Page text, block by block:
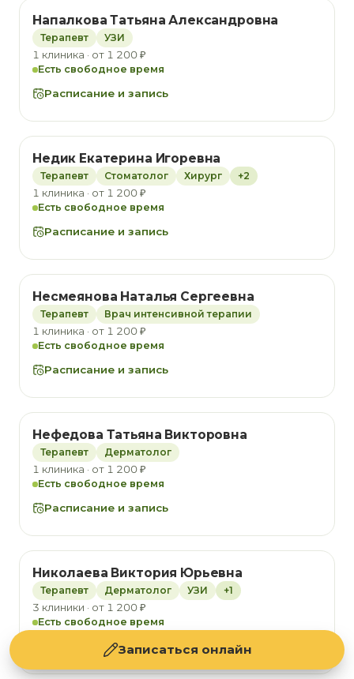
Напалкова Татьяна Александровна
Терапевт УЗИ
1 клиника · от 1 200 ₽
Есть свободное время
Расписание и запись
Недик Екатерина Игоревна
Терапевт Стоматолог Хирург +2
1 клиника · от 1 200 ₽
Есть свободное время
Расписание и запись
Несмеянова Наталья Сергеевна
Терапевт Врач интенсивной терапии
1 клиника · от 1 200 ₽
Есть свободное время
Расписание и запись
Нефедова Татьяна Викторовна
Терапевт Дерматолог
1 клиника · от 1 200 ₽
Есть свободное время
Расписание и запись
Николаева Виктория Юрьевна
Терапевт Дерматолог УЗИ +1
3 клиники · от 1 200 ₽
Есть свободное время
Расписание и записьЗаписаться онлайн